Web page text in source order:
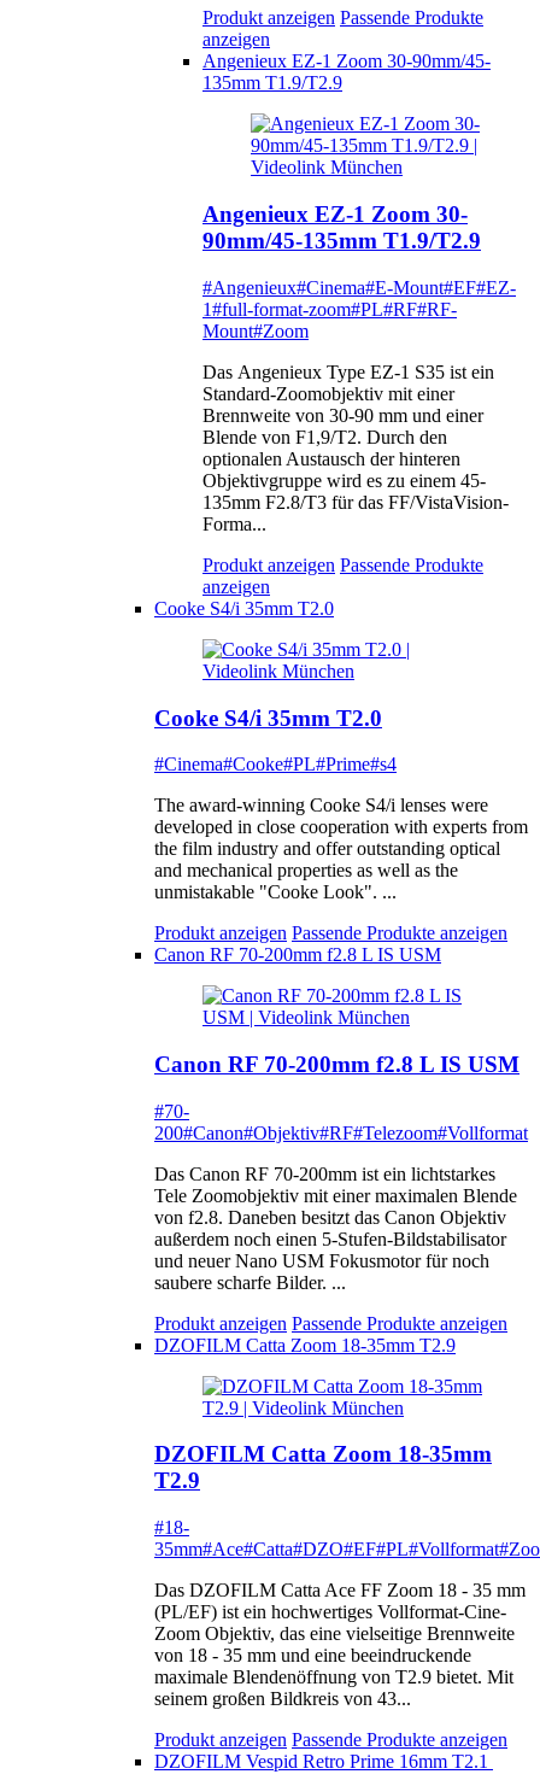
Produkt anzeigen Passende Produkte
anzeigen
Angenieux EZ-1 Zoom 30-90mm/45-
135mm T1.9/T2.9
Angenieux EZ-1 Zoom 30-
90mm/45-135mm T1.9/T2.9
#Angenieux#Cinema#E-Mount#EF#EZ-
1#full-format-zoom#PL#RF#RF-
Mount#Zoom
Das Angenieux Type EZ-1 S35 ist ein
Standard-Zoomobjektiv mit einer
Brennweite von 30-90 mm und einer
Blende von F1,9/T2. Durch den
optionalen Austausch der hinteren
Objektivgruppe wird es zu einem 45-
135mm F2.8/T3 für das FF/VistaVision-
Forma...
Produkt anzeigen Passende Produkte
anzeigen
Cooke S4/i 35mm T2.0
Cooke S4/i 35mm T2.0
#Cinema#Cooke#PL#Prime#s4
The award-winning Cooke S4/i lenses were
developed in close cooperation with experts from
the film industry and offer outstanding optical
and mechanical properties as well as the
unmistakable "Cooke Look". ...
Produkt anzeigen Passende Produkte anzeigen
Canon RF 70-200mm f2.8 L IS USM
Canon RF 70-200mm f2.8 L IS USM
#70-
200#Canon#Objektiv#RF#Telezoom#Vollformat
Das Canon RF 70-200mm ist ein lichtstarkes
Tele Zoomobjektiv mit einer maximalen Blende
von f2.8. Daneben besitzt das Canon Objektiv
außerdem noch einen 5-Stufen-Bildstabilisator
und neuer Nano USM Fokusmotor für noch
saubere scharfe Bilder. ...
Produkt anzeigen Passende Produkte anzeigen
DZOFILM Catta Zoom 18-35mm T2.9
DZOFILM Catta Zoom 18-35mm
T2.9
#18-
35mm#Ace#Catta#DZO#EF#PL#Vollformat
Das DZOFILM Catta Ace FF Zoom 18 - 35 mm
(PL/EF) ist ein hochwertiges Vollformat-Cine-
Zoom Objektiv, das eine vielseitige Brennweite
von 18 - 35 mm und eine beeindruckende
maximale Blendenöffnung von T2.9 bietet. Mit
seinem großen Bildkreis von 43...
Produkt anzeigen Passende Produkte anzeigen
DZOFILM Vespid Retro Prime 16mm T2.1